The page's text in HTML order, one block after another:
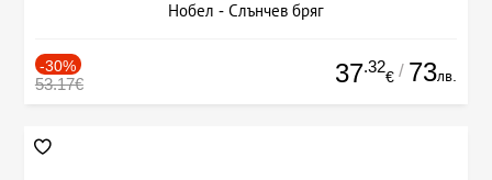
Нобел - Слънчев бряг
-30%
53.17€ 37.32
€ / 73лв.